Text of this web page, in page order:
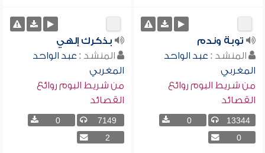
توبة وندم
المنشد : عبد الواحد
المغربي
من شريط البوم روائع
القصائد
13344
0
0
بذكرك إلهي
المنشد : عبد الواحد
المغربي
من شريط البوم روائع
القصائد
7149
0
2